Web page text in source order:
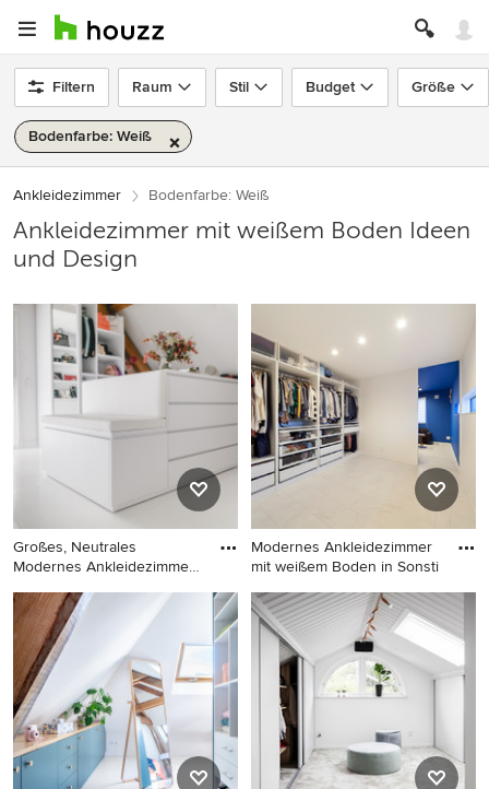
Filtern Raum Stil Budget Größe
Bodenfarbe: Weiß
Ankleidezimmer Bodenfarbe: Weiß
Ankleidezimmer mit weißem Boden Ideen
und Design
Großes, Neutrales
Modernes Ankleidezimmer
Großes, Neutrales Modernes
Ankleidezimmer mit
Ankleidebereich, offenen
Schränken, weißen
Schränken, Marmorboden
und weißem Boden in Köln
Modernes Ankleidezimmer
mit weißem Boden in Sonsti
Modernes Ankleidezimmer
mit weißem Boden in
Sonstige